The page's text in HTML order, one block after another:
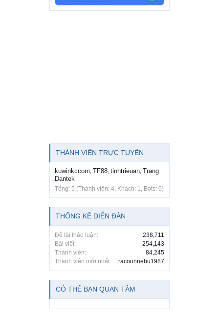
THÀNH VIÊN TRỰC TUYẾN
kuwinkccom TF88 tinhtrieuan Trang
Dantek
Tổng: 5 (Thành viên: 4, Khách: 1, Bots: 0)
THỐNG KÊ DIỄN ĐÀN
Đề tài thảo luận:
238,711
Bài viết:
254,143
Thành viên:
84,245
Thành viên mới nhất:
racounnebu1987
CÓ THỂ BẠN QUAN TÂM